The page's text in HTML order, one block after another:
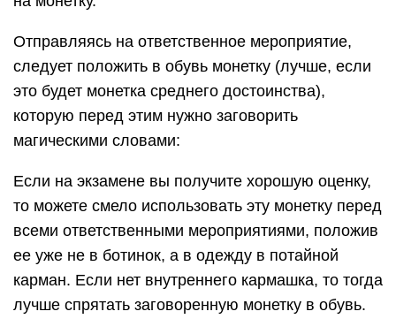
Отправляясь на ответственное мероприятие,
следует положить в обувь монетку (лучше, если
это будет монетка среднего достоинства),
которую перед этим нужно заговорить
магическими словами:
Если на экзамене вы получите хорошую оценку,
то можете смело использовать эту монетку перед
всеми ответственными мероприятиями, положив
ее уже не в ботинок, а в одежду в потайной
карман. Если нет внутреннего кармашка, то тогда
лучше спрятать заговоренную монетку в обувь.